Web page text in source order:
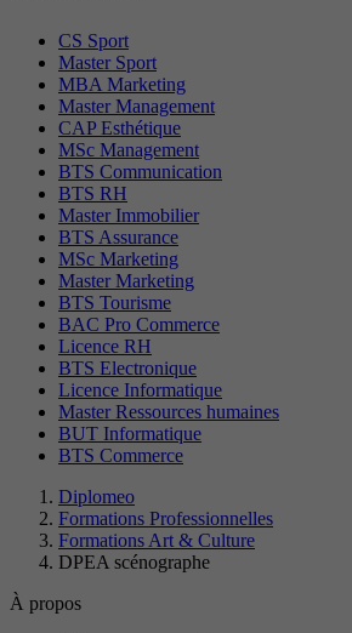
CS Sport
Master Sport
MBA Marketing
Master Management
CAP Esthétique
MSc Management
BTS Communication
BTS RH
Master Immobilier
BTS Assurance
MSc Marketing
Master Marketing
BTS Tourisme
BAC Pro Commerce
Licence RH
BTS Electronique
Licence Informatique
Master Ressources humaines
BUT Informatique
BTS Commerce
Diplomeo
Formations Professionnelles
Formations Art & Culture
DPEA scénographe
À propos